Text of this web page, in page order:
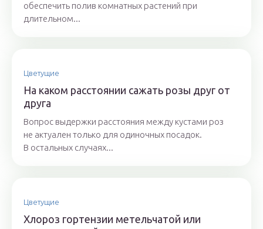
обеспечить полив комнатных растений при
длительном...
Цветущие
На каком расстоянии сажать розы друг от
друга
Вопрос выдержки расстояния между кустами роз
не актуален только для одиночных посадок.
В остальных случаях...
Цветущие
Хлороз гортензии метельчатой или